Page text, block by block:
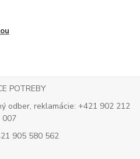
POTREBY
odber, reklamácie: +421 902 212
007
905 580 562